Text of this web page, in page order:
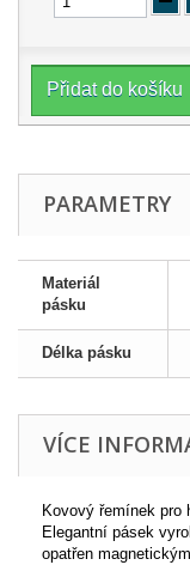
Přidat do košíku
PARAMETRY
Materiál
pásku
Délka pásku
VÍCE
Kovový řemínek pro
Elegantní pásek
opatřen